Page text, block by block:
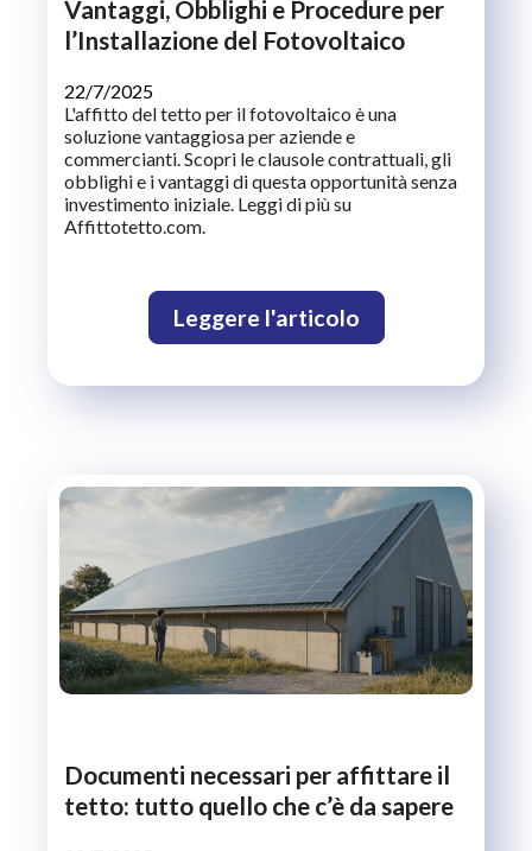
Vantaggi, Obblighi e Procedure per
l’Installazione del Fotovoltaico
22/7/2025
L'affitto del tetto per il fotovoltaico è una
soluzione vantaggiosa per aziende e
commercianti. Scopri le clausole contrattuali, gli
obblighi e i vantaggi di questa opportunità senza
investimento iniziale. Leggi di più su
Affittotetto.com.
Leggere l'articolo
Documenti necessari per affittare il
tetto: tutto quello che c’è da sapere